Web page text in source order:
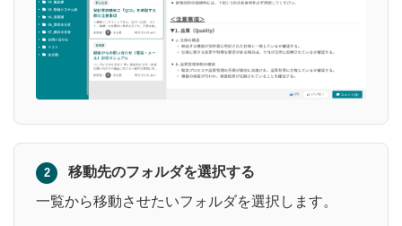
2
移動先のフォルダを選択する
一覧から移動させたいフォルダを選択します。